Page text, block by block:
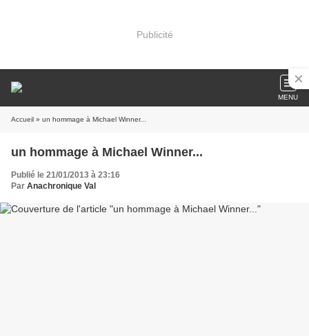
Publicité
MENU
Accueil » un hommage à Michael Winner...
un hommage à Michael Winner...
Publié le 21/01/2013 à 23:16
Par Anachronique Val